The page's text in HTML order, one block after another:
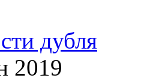
дубля
2019